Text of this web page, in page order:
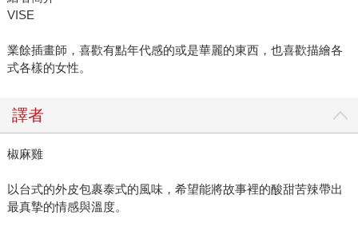
VISE
業餘插畫師，喜歡有點年代感的或是華麗的東西，也喜歡描繪各
式各樣的女性。
譯者
椒麻雞
以台式的外皮包裹泰式的風味，希望能將故事裡的酸甜苦辣帶出
最真摯的情感與溫度。